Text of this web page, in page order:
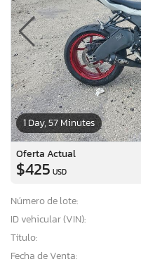
1 Day, 57 Minutes
Oferta Actual
$425 USD
Número de lote:
ID vehicular (VIN):
Título:
Fecha de Venta: